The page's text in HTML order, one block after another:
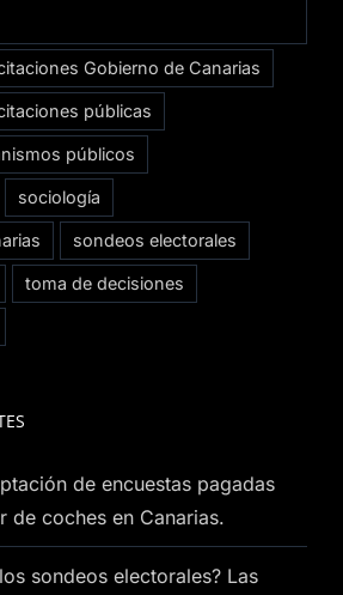
Gobierno de Canarias
públicas
públicos
sociología
sondeos electorales
toma de decisiones
de encuestas pagadas
de coches en Canarias.
sondeos electorales? Las